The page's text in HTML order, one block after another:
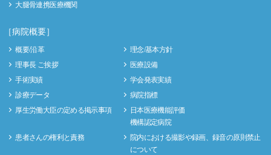
大腿骨連携医療機関
［病院概要］
概要/沿革
理念/基本方針
理事長 ご挨拶
医療設備
手術実績
学会発表実績
診療データ
病院指標
厚生労働大臣の定める掲示事項
日本医療機能評価
機構認定病院
患者さんの権利と責務
院内における撮影や録画、録音の原則禁止
について